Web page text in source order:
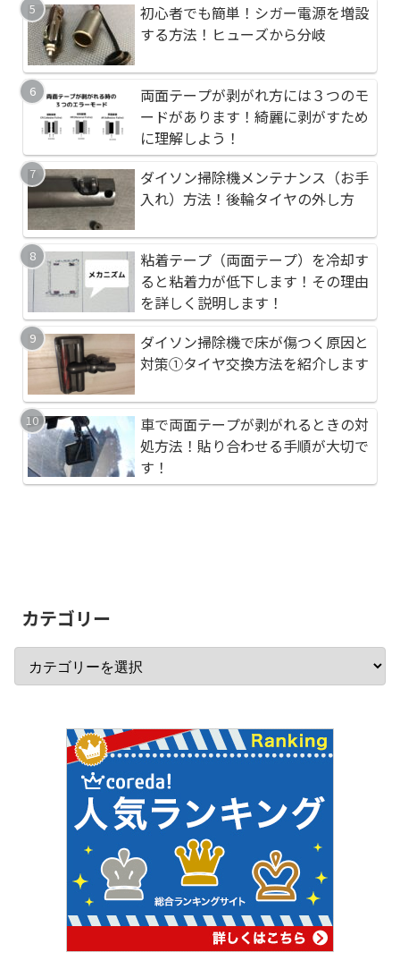
初心者でも簡単！シガー電源を増設
する方法！ヒューズから分岐
両面テープが剥がれ方には３つのモ
ードがあります！綺麗に剥がすため
に理解しよう！
ダイソン掃除機メンテナンス（お手
入れ）方法！後輪タイヤの外し方
粘着テープ（両面テープ）を冷却す
ると粘着力が低下します！その理由
を詳しく説明します！
ダイソン掃除機で床が傷つく原因と
対策①タイヤ交換方法を紹介します
車で両面テープが剥がれるときの対
処方法！貼り合わせる手順が大切で
す！
初心者でも簡単！シ
する方法！ヒューズか
千葉県長生郡白子町
ト 剃金海岸（剃金海
ダイソン掃除機メン
入れ）方法！後輪タイ
九十九里のサーフポ
イレブン九十九里町
ダイソン掃除機で床
対策①タイヤ交換方法
車で両面テープが剥
処方法！貼り合わせ
アップリカのユラリ
プタの種類を紹介しま
ダイソン掃除機モー
イヤ交換方法を紹介し
千葉県長生郡白子町
ト 剃金海岸（剃金海
車で両面テープが剥
処方法！貼り合わせ
す！
初心者でも簡単！シ
する方法！ヒューズか
粘着テープ（両面テ
ると粘着力が低下し
カテゴリー